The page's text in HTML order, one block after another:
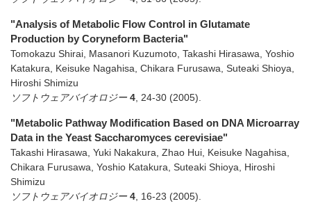
"Analysis of Metabolic Flow Control in Glutamate
Production by Coryneform Bacteria"
Tomokazu Shirai, Masanori Kuzumoto, Takashi Hirasawa, Yoshio
Katakura, Keisuke Nagahisa, Chikara Furusawa, Suteaki Shioya,
Hiroshi Shimizu
ソフトウェアバイオロジー 4 24-30 (2005)
"Metabolic Pathway Modification Based on DNA Microarray
Data in the Yeast Saccharomyces cerevisiae"
Takashi Hirasawa, Yuki Nakakura, Zhao Hui, Keisuke Nagahisa,
Chikara Furusawa, Yoshio Katakura, Suteaki Shioya, Hiroshi
Shimizu
ソフトウェアバイオロジー 4 16-23 (2005)